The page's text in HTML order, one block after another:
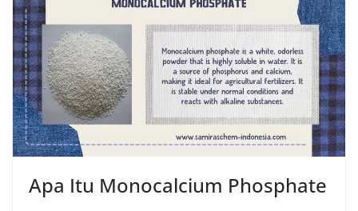
Apa Itu Monocalcium Phosphate